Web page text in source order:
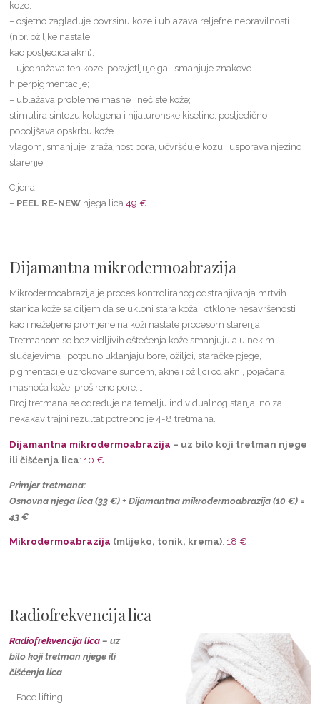
koze;
– osjetno zagladuje povrsinu koze i ublazava reljefne nepravilnosti
(npr. ožiljke nastale
kao posljedica akni);
– ujednažava ten koze, posvjetljuje ga i smanjuje znakove
hiperpigmentacije;
– ublažava probleme masne i nečiste kože;
stimulira sintezu kolagena i hijaluronske kiseline, posljedično
poboljšava opskrbu kože
vlagom, smanjuje izražajnost bora, učvršćuje kozu i usporava njezino
starenje.
Cijena:
– PEEL RE-NEW njega lica49 €
Dijamantna mikrodermoabrazija
Mikrodermoabrazija je proces kontroliranog odstranjivanja mrtvih
stanica kože sa ciljem da se ukloni stara koža i otklone nesavršenosti
kao i neželjene promjene na koži nastale procesom starenja.
Tretmanom se bez vidljivih oštećenja kože smanjuju a u nekim
slučajevima i potpuno uklanjaju bore, ožiljci, staračke pjege,
pigmentacije uzrokovane suncem, akne i ožiljci od akni, pojačana
masnoća kože, proširene pore,…
Broj tretmana se određuje na temelju individualnog stanja, no za
nekakav trajni rezultat potrebno je 4-8 tretmana.
Dijamantna mikrodermoabrazija – uz bilo koji tretman njege
ili čišćenja lica: 10 €
Primjer tretmana:
Osnovna njega lica (33 €) + Dijamantna mikrodermoabrazija (10 €) =
43 €
Mikrodermoabrazija (mlijeko, tonik, krema): 18 €
Radiofrekvencija lica
Radiofrekvencija lica – uz
bilo koji tretman njege ili
čišćenja lica
– Face lifting